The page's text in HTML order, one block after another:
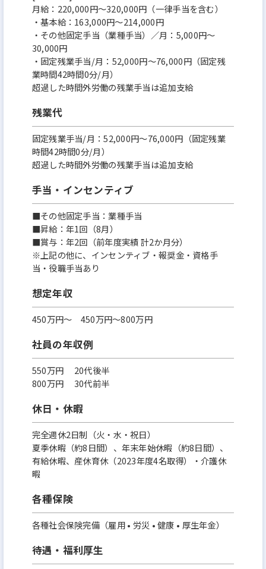
月給：220,000円～320,000円（一律手当を含む）
・基本給：163,000円～214,000円
・その他固定手当（業種手当）／月：5,000円～
30,000円
・固定残業手当/月：52,000円～76,000円（固定残
業時間42時間0分/月）
超過した時間外労働の残業手当は追加支給
残業代
固定残業手当/月：52,000円～76,000円（固定残業
時間42時間0分/月）
超過した時間外労働の残業手当は追加支給
手当・インセンティブ
■その他固定手当：業種手当
■昇給：年1回（8月）
■賞与：年2回（前年度実績 計2か月分）
※上記の他に、インセンティブ・報奨金・資格手
当・役職手当あり
想定年収
450万円〜 450万円～800万円
社員の年収例
550万円 20代後半
800万円 30代前半
休日・休暇
完全週休2日制（火・水・祝日）
夏季休暇（約8日間）、年末年始休暇（約8日間）、
有給休暇、産休育休（2023年度4名取得）・介護休
暇
各種保険
各種社会保険完備（雇用 • 労災 • 健康 • 厚生年金）
待遇・福利厚生